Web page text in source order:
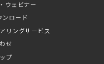
ウェビナー
ンロード
リングサービス
せ
プ